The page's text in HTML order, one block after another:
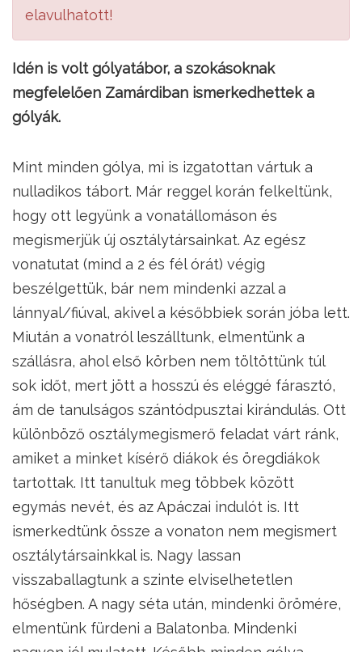
elavulhatott!
Idén is volt gólyatábor, a szokásoknak
megfelelően Zamárdiban ismerkedhettek a
gólyák.
Mint minden gólya, mi is izgatottan vártuk a
nulladikos tábort. Már reggel korán felkeltünk,
hogy ott legyünk a vonatállomáson és
megismerjük új osztálytársainkat. Az egész
vonatutat (mind a 2 és fél órát) végig
beszélgettük, bár nem mindenki azzal a
lánnyal/fiúval, akivel a későbbiek során jóba lett.
Miután a vonatról leszálltunk, elmentünk a
szállásra, ahol első körben nem töltöttünk túl
sok időt, mert jött a hosszú és eléggé fárasztó,
ám de tanulságos szántódpusztai kirándulás. Ott
különböző osztálymegismerő feladat várt ránk,
amiket a minket kísérő diákok és öregdiákok
tartottak. Itt tanultuk meg többek között
egymás nevét, és az Apáczai indulót is. Itt
ismerkedtünk össze a vonaton nem megismert
osztálytársainkkal is. Nagy lassan
visszaballagtunk a szinte elviselhetetlen
hőségben. A nagy séta után, mindenki örömére,
elmentünk fürdeni a Balatonba. Mindenki